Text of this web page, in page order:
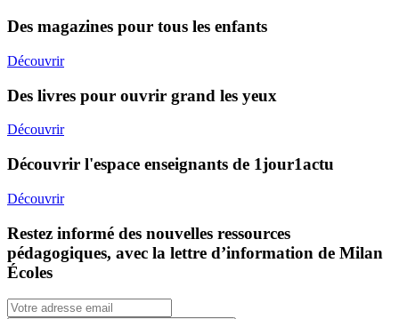
Des magazines pour tous les enfants
Découvrir
Des livres pour ouvrir grand les yeux
Découvrir
Découvrir l'espace enseignants de 1jour1actu
Découvrir
Restez informé des nouvelles ressources
pédagogiques, avec la lettre d’information de Milan
Écoles